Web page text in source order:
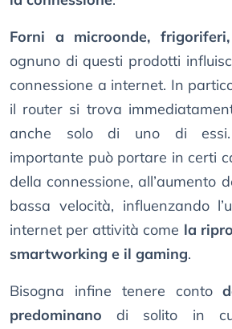
Forni a microonde,
ognuno di questi prodotti
connessione a internet. In
il router si trova
anche solo di uno di essi.
importante può portare in certi
della connessione, all’aumento
bassa velocità, influenzando
internet per attività come la
smartworking e il gaming.
Bisogna infine tenere conto
predominano di solito in